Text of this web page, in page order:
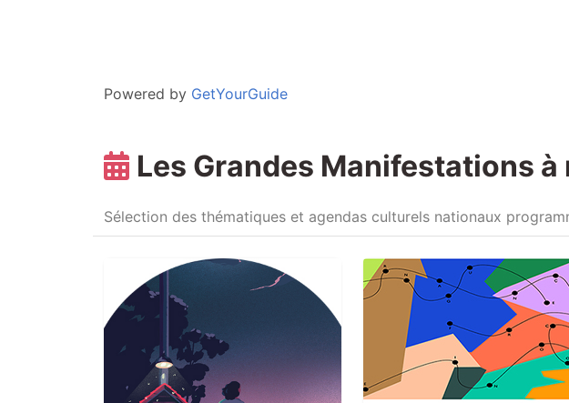
Powered by GetYourGuide
Les Grandes Manifestations à
Sélection des thématiques et agendas culturels nationaux